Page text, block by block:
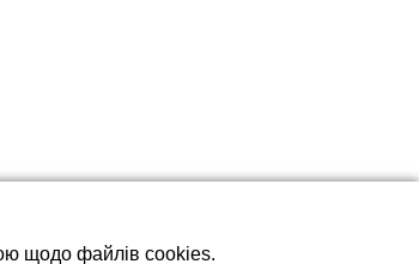
щодо файлів cookies.